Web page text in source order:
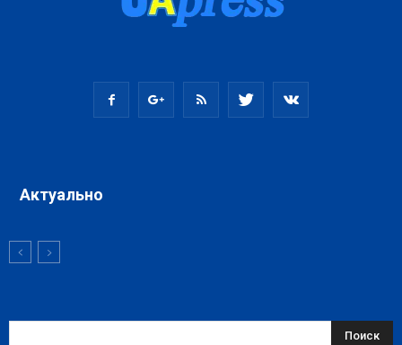
Актуально